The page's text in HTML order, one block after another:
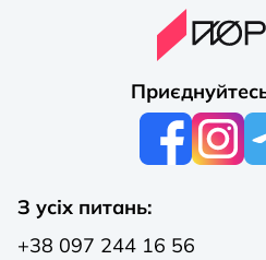
З усіх питань:
+38 097 244 16 56